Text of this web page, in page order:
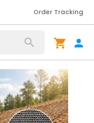
Order Tracking